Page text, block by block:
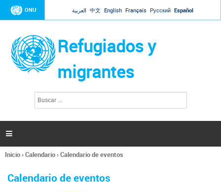
Jump to navigation
ONU العربية 中文 English Français Русский Español
Refugiados y
migrantes
l
s

Se
usted
Inicio›Calendario›Calendario de eventos
Calendario de eventos